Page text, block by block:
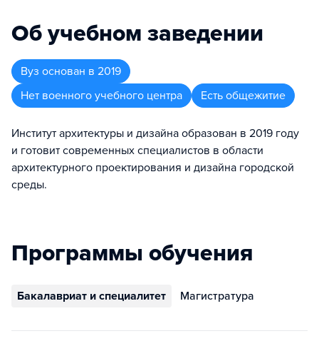
Об учебном заведении
Вуз основан в 2019
Нет военного учебного центра
Есть общежитие
Институт архитектуры и дизайна образован в 2019 году
и готовит современных специалистов в области
архитектурного проектирования и дизайна городской
среды.
Программы обучения
Бакалавриат и специалитет Магистратура